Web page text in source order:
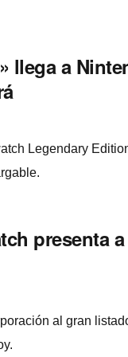
llega a
Legendary
presenta a
al gran